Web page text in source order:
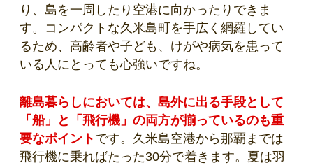
り、島を一周したり空港に向かったりできま
す。コンパクトな久米島町を手広く網羅してい
るため、高齢者や子ども、けがや病気を患って
いる人にとっても心強いですね。
離島暮らしにおいては、島外に出る手段として
「船」と「飛行機」の両方が揃っているのも重
要なポイント です。久米島空港から那覇までは
飛行機に乗ればたった30分で着きます。夏は羽